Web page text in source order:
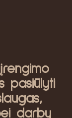
pasiūlyti
darbų